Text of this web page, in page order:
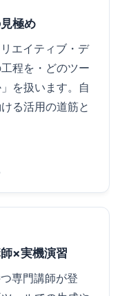
極め
エイティブ・デ
程を・どのツー
を扱います。自
る活用の道筋と
×実機演習
専門講師が登